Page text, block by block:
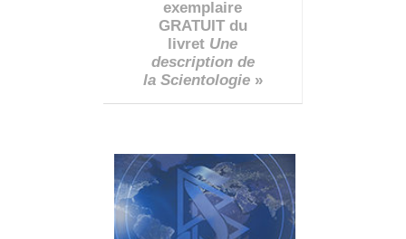
exemplaire
GRATUIT du
livret Une
description de
la Scientologie»